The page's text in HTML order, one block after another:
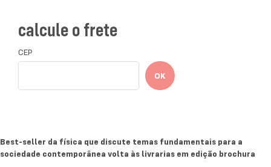
físico lança luz sobre as grandes perguntas que
afligem a humanidade desde os primórdios e que
ainda hoje geram profundos debates na sociedade.
Somos conduzidos a reflexões como a origem do
universo, a existência de Deus, a natureza do tempo
Oscar por interpretar Stephen Hawking emA teoria
de tudo—, introdução de Kip S. Thorne — vencedor
calcule o frete
CEP
OK
Best-seller da física que discute temas fundamentais para a
sociedade contemporânea volta às livrarias em edição brochura